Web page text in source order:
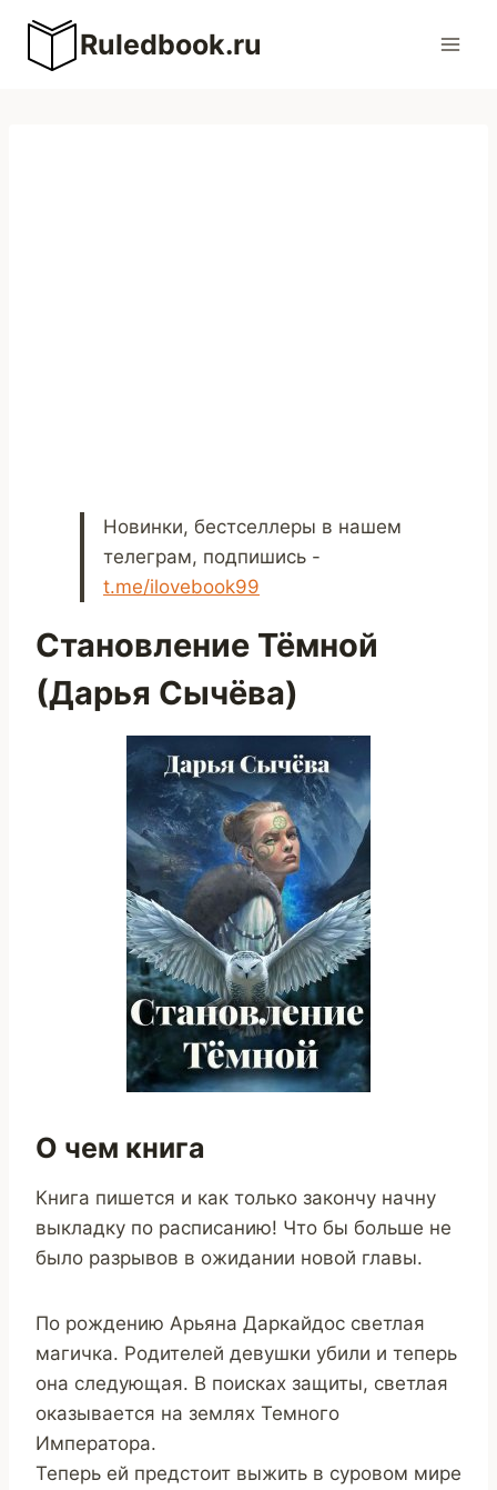
Перейти
содержимому
Ruledbook.ru
Новинки, бестселлеры в нашем
телеграм, подпишись -
t.me/ilovebook99
Становление Тёмной
(Дарья Сычёва)
О чем книга
Книга пишется и как только закончу начну
выкладку по расписанию! Что бы больше не
было разрывов в ожидании новой главы.
По рождению Арьяна Даркайдос светлая
магичка. Родителей девушки убили и теперь
она следующая. В поисках защиты, светлая
оказывается на землях Темного
Императора.
Теперь ей предстоит выжить в суровом мире